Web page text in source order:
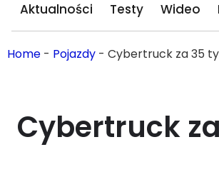
Aktualności Testy Wideo
Home - Pojazdy - Cybertruck za 35
Cybertruck